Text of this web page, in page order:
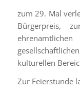
zum 29. Mal
Bürgerpreis,
kulturellen
Zur Feierstunde